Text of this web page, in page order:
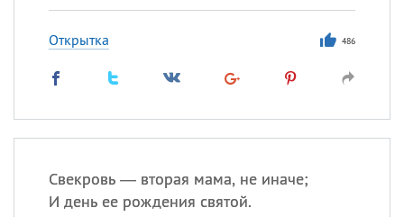
Открытка 486
Свекровь — вторая мама, не иначе;
И день ее рождения святой.